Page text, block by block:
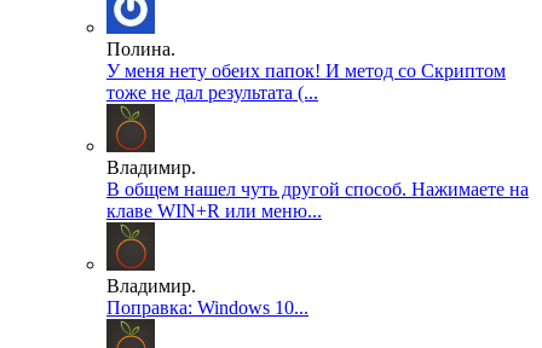
Полина.
У меня нету обеих папок! И метод со Скриптом
тоже не дал результата (...
Владимир.
В общем нашел чуть другой способ. Нажимаете на
клаве WIN+R или меню...
Владимир.
Поправка: Windows 10...